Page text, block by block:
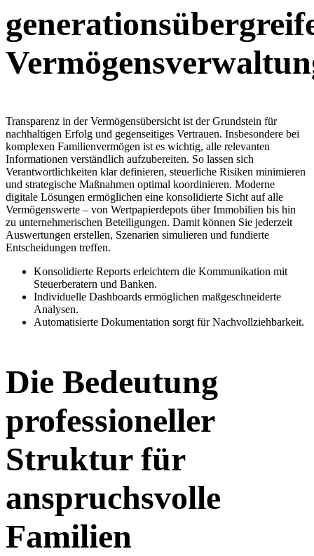
Transparenz in der Vermögensübersicht ist der Grundstein für
nachhaltigen Erfolg und gegenseitiges Vertrauen. Insbesondere bei
komplexen Familienvermögen ist es wichtig, alle relevanten
Informationen verständlich aufzubereiten. So lassen sich
Verantwortlichkeiten klar definieren, steuerliche Risiken minimieren
und strategische Maßnahmen optimal koordinieren. Moderne
digitale Lösungen ermöglichen eine konsolidierte Sicht auf alle
Vermögenswerte – von Wertpapierdepots über Immobilien bis hin
zu unternehmerischen Beteiligungen. Damit können Sie jederzeit
Auswertungen erstellen, Szenarien simulieren und fundierte
Entscheidungen treffen.
Konsolidierte Reports erleichtern die Kommunikation mit
Steuerberatern und Banken.
Individuelle Dashboards ermöglichen maßgeschneiderte
Analysen.
Automatisierte Dokumentation sorgt für Nachvollziehbarkeit.
Die Bedeutung
professioneller
Struktur für
anspruchsvolle
Familien